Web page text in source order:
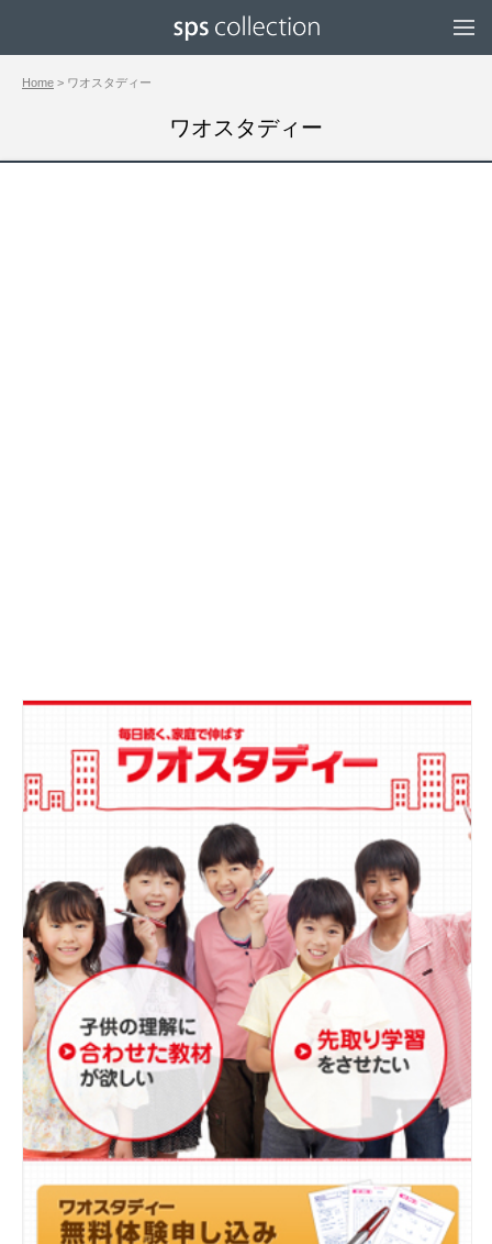
Home > ワオスタディー
ワオスタディー